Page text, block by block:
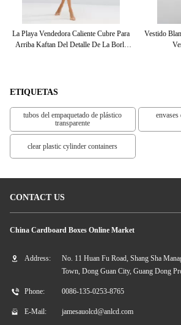
La Playa Vendedora Caliente Cubre Para
Arriba Kaftan Del Detalle De La Borla
Vestido
ETIQUETAS
tubos del empaquetado de plástico
transparente
clear plastic cylinder containers
CONTACT US
China Cardboard Boxes Online Market
Address:
No. 11 Huan Fu Road, Shang Sha
Town, Dong Guan City, Guang Dong
Phone: 0086-135-0253-8765
E-Mail: jamesauolcd@anlcd.com